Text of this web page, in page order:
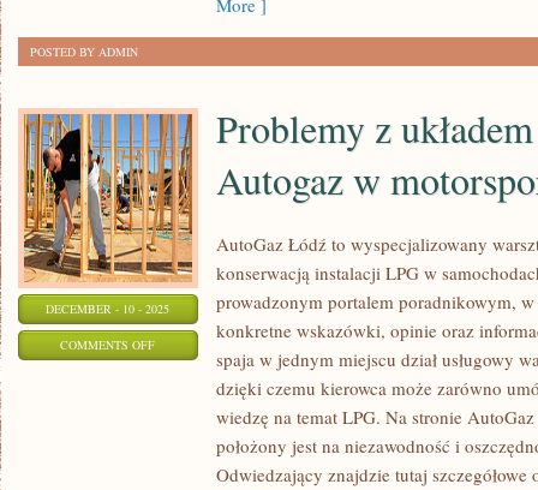
More ]
POSTED BY ADMIN
DECEMBER - 10 - 2025
COMMENTS OFFON
Problemy z
Autogaz w
AutoGaz Łódź to wyspecjalizowany
konserwacją instalacji LPG w
prowadzonym portalem poradnikowym,
konkretne wskazówki, opinie oraz
spaja w jednym miejscu dział usługowy
dzięki czemu kierowca może zarówno
wiedzę na temat LPG. Na stronie
położony jest na niezawodność i
Odwiedzający znajdzie tutaj szczegółowe